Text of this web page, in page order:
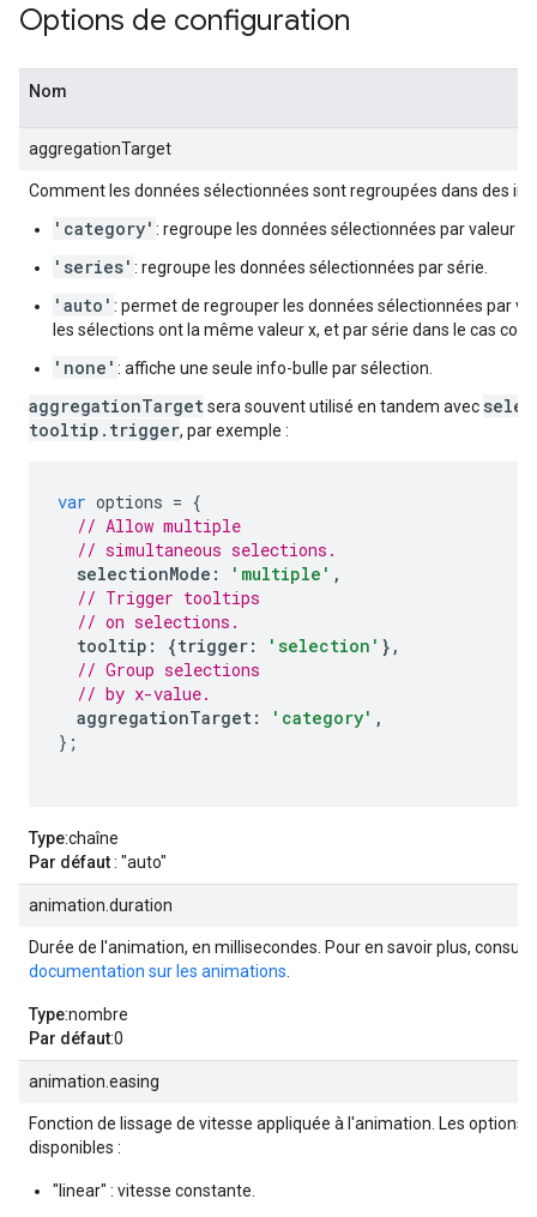
Options de configuration
Nom
aggregationTarget
Comment les données sélectionnées sont regroupées dans des
'category' : regroupe les données sélectionnées par valeur x.
'series' : regroupe les données sélectionnées par série.
'auto' : permet de regrouper les données sélectionnées par
les sélections ont la même valeur x, et par série dans le cas
'none' : affiche une seule info-bulle par sélection.
aggregationTargetsera souvent utilisé en tandem avec
tooltip.trigger, par exemple :
var options = {
// Allow multiple
// simultaneous selections.
selectionMode : 'multiple' ,
// Trigger tooltips
// on selections.
tooltip : {trigger: 'selection' },
// Group selections
// by x-value.
aggregationTarget: 'category' ,
};
Type:chaîne
Par défaut: "auto"
animation.duration
Durée de l'animation, en millisecondes. Pour en savoir plus,
documentation sur les animations
Type:nombre
Par défaut:0
animation.easing
Fonction de lissage de vitesse appliquée à l'animation. Les options
disponibles :
"linear" : vitesse constante.